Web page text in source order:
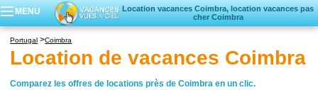
MENU
Location vacances Coimbra, location vacances pas
cher Coimbra
Locations vacances
Villages vacances
Portugal Coimbra
Location de vacances Coimbra
Comparez les offres de locations près de Coimbra en un clic.